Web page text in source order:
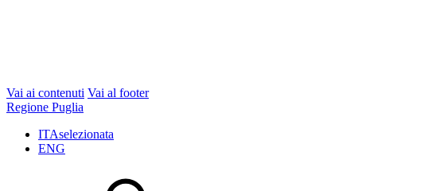
Vai ai contenuti Vai al footer
Regione Puglia
ITAselezionata
ENG